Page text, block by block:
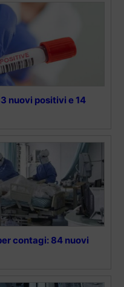
nuovi positivi e 14
contagi: 84 nuovi